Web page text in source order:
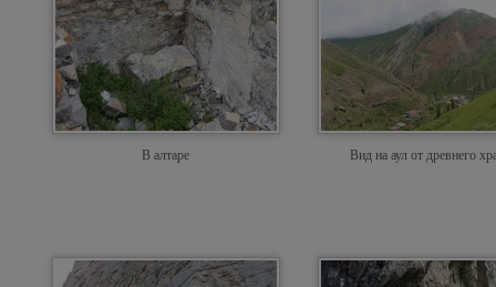
В алтаре Вид на аул от древнего